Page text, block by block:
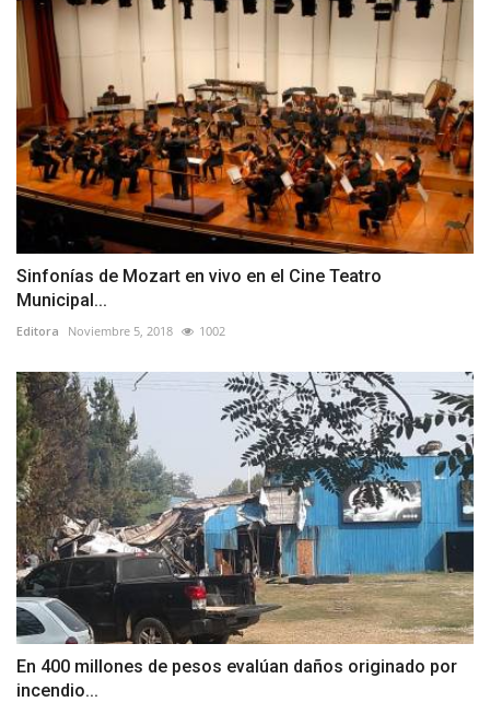
Sinfonías de Mozart en vivo en el Cine Teatro
Municipal...
Editora Noviembre 5, 2018 1002
En 400 millones de pesos evalúan daños originado por
incendio...